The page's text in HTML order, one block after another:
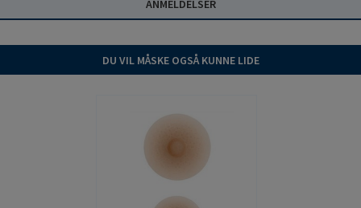
ANMELDELSER
DU VIL MÅSKE OGSÅ KUNNE LIDE